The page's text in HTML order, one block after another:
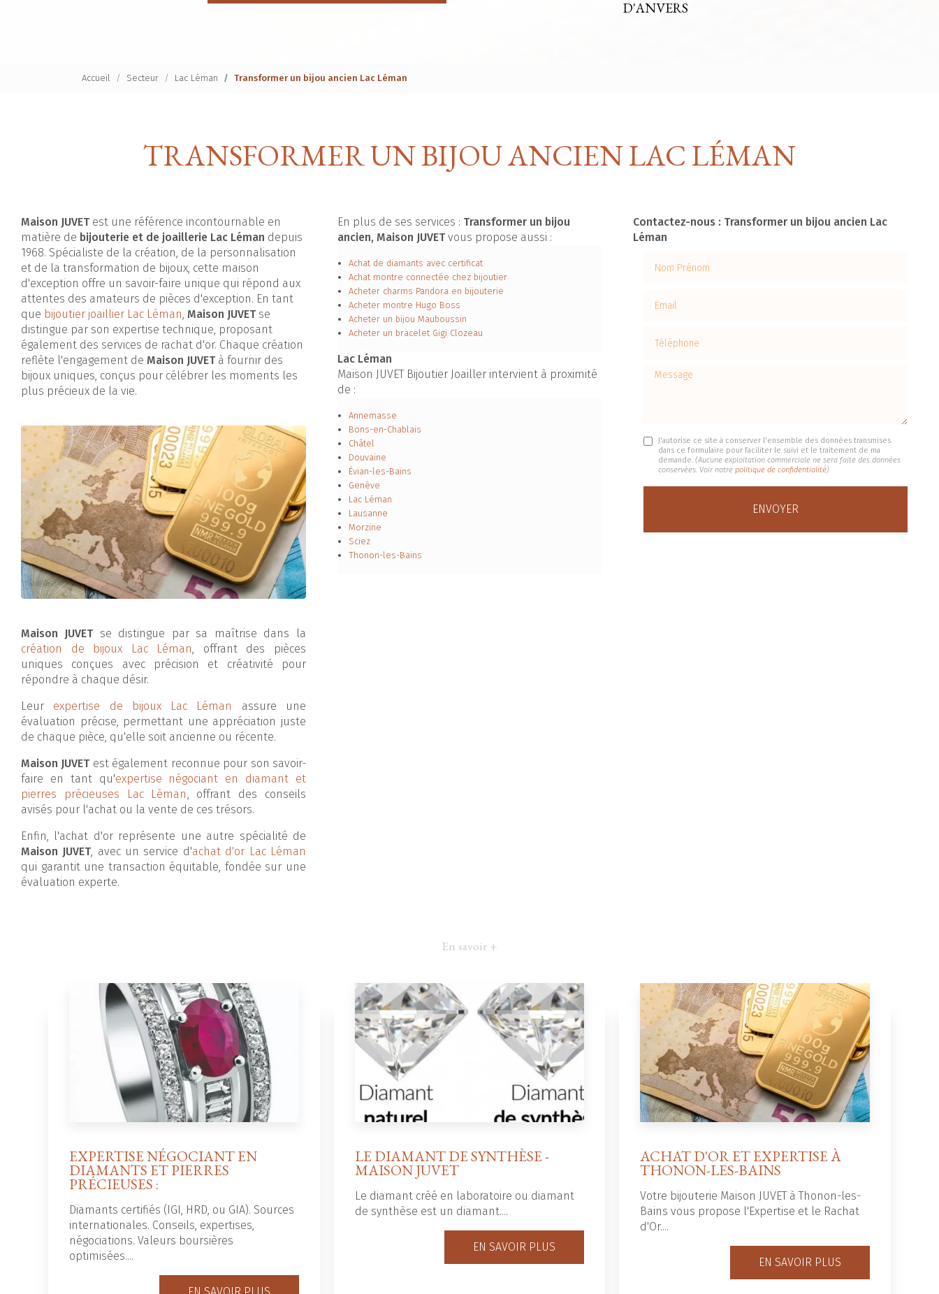
D'ANVERS
Accueil Secteur Lac Léman Transformer un bijou ancien Lac Léman
TRANSFORMER UN BIJOU ANCIEN LAC LÉMAN
Maison JUVETest une référence incontournable en
matière de bijouterie et de joaillerie Lac Léman depuis
1968. Spécialiste de la création, de la personnalisation
et de la transformation de bijoux, cette maison
d'exception offre un savoir-faire unique qui répond aux
attentes des amateurs de pièces d'exception. En tant
que bijoutier joaillier Lac Léman, Maison JUVETse
distingue par son expertise technique, proposant
également des services de rachat d'or. Chaque création
reflète l'engagement de Maison JUVETà fournir des
bijoux uniques, conçus pour célébrer les moments les
plus précieux de la vie.
Maison JUVETse distingue par sa maîtrise dans la
création de bijoux Lac Léman
, offrant des pièces
uniques conçues avec précision et créativité pour
répondre à chaque désir.
Leur expertise de bijoux Lac Léman
assure une
évaluation précise, permettant une appréciation juste
de chaque pièce, qu'elle soit ancienne ou récente.
Maison JUVETest également reconnue pour son savoir-
faire en tant qu'expertise négociant en diamant et
pierres précieuses Lac Léman
, offrant des conseils
avisés pour l'achat ou la vente de ces trésors.
Enfin, l'achat d'or représente une autre spécialité de
Maison JUVET, avec un service d'achat d'or Lac Léman
qui garantit une transaction équitable, fondée sur une
évaluation experte.
En plus de ses services : Transformer un bijou
ancien, Maison JUVETvous propose aussi :
Achat de diamants avec certificat
Achat montre connectée chez bijoutier
Acheter charms Pandora en bijouterie
Acheter montre Hugo Boss
Acheter un bijou Mauboussin
Acheter un bracelet Gigi Clozeau
Lac Léman
Maison JUVET Bijoutier Joailler intervient à proximité
de :
Annemasse
Bons-en-Chablais
Châtel
Douvaine
Évian-les-Bains
Genève
Lac Léman
Lausanne
Morzine
Sciez
Thonon-les-Bains
Contactez-nous : Transformer un bijou ancien Lac
Léman
Message
J'autorise ce site à conserver l'ensemble des données transmises
dans ce formulaire pour faciliter le suivi et le traitement de ma
demande. (Aucune exploitation commerciale ne sera faite des données
conservées. Voir notre politique de confidentialité)
En savoir +
EXPERTISE NÉGOCIANT EN
DIAMANTS ET PIERRES
PRÉCIEUSES :
Diamants certifiés (IGI, HRD, ou GIA). Sources
internationales. Conseils, expertises,
négociations. Valeurs boursières
optimisées....
LE DIAMANT DE SYNTHÈSE -
MAISON JUVET
Le diamant créé en laboratoire ou diamant
de synthèse est un diamant....
EN SAVOIR PLUS
ACHAT D'OR ET EXPERTISE À
THONON-LES-BAINS
Votre bijouterie Maison JUVET à Thonon-les-
Bains vous propose l'Expertise et le Rachat
d'Or....
EN SAVOIR PLUS